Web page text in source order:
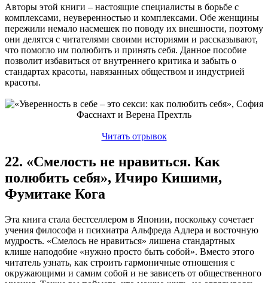
Авторы этой книги – настоящие специалисты в борьбе с
комплексами, неуверенностью и комплексами. Обе женщины
пережили немало насмешек по поводу их внешности, поэтому
они делятся с читателями своими историями и рассказывают,
что помогло им полюбить и принять себя. Данное пособие
позволит избавиться от внутреннего критика и забыть о
стандартах красоты, навязанных обществом и индустрией
красоты.
Читать отрывок
22. «Смелость не нравиться. Как
полюбить себя», Ичиро Кишими,
Фумитаке Кога
Эта книга стала бестселлером в Японии, поскольку сочетает
учения философа и психиатра Альфреда Адлера и восточную
мудрость. «Смелось не нравиться» лишена стандартных
клише наподобие «нужно просто быть собой». Вместо этого
читатель узнать, как строить гармоничные отношения с
окружающими и самим собой и не зависеть от общественного